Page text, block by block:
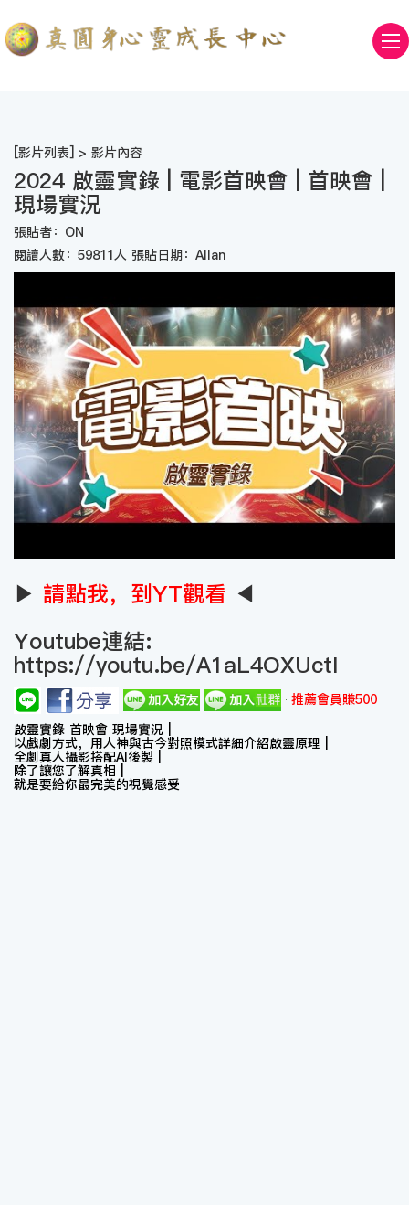
[影片列表] > 影片內容
2024 啟靈實錄 | 電影首映會 | 首映會 |
現場實況
張貼者：ON
閱讀人數：59811人 張貼日期：Allan
▶ 請點我，到YT觀看 ◀
Youtube連結:
https://youtu.be/A1aL4OXUctI
推薦會員賺500
啟靈實錄 首映會 現場實況 |
以戲劇方式，用人神與古今對照模式詳細介紹啟靈原理 |
全劇真人攝影搭配AI後製 |
除了讓您了解真相 |
就是要給你最完美的視覺感受